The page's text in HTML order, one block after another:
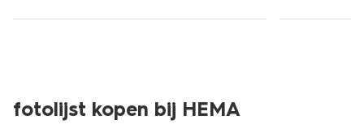
fotolijst kopen bij HEMA